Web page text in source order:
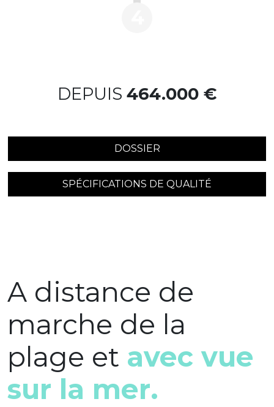
DEPUIS 464.000 €
DOSSIER
SPÉCIFICATIONS DE QUALITÉ
A distance de
marche de la
plage et avec vue
sur la mer.